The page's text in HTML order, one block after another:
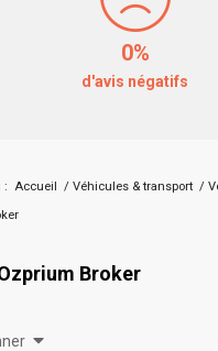
0%
d'avis négatifs
: Accueil / Véhicules & transport /
Broker